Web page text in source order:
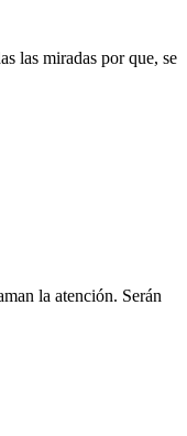
las miradas por que, se
la atención. Serán